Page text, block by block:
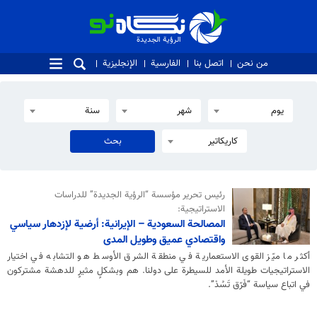
الرؤية الجديدة
الرؤية الجديدة
من نحن اتصل بنا الفارسية الإنجليزية
يوم شهر سنة
كاريكاتير
رئيس تحرير مؤسسة “الرؤية الجديدة” للدراسات
الاستراتيجية:
المصالحة السعودية – الإيرانية: أرضية لإزدهار سياسي
واقتصادي عميق وطويل المدى
أكثر ما ميّز القوى الاستعمارية في منطقة الشرق الأوسط هو التشابه في اختيار
الاستراتيجيات طويلة الأمد للسيطرة على دولنا. هم وبشكلٍ مثيرٍ للدهشة مشتركون
في اتباع سياسة “فَرّق تَسُدْ”.